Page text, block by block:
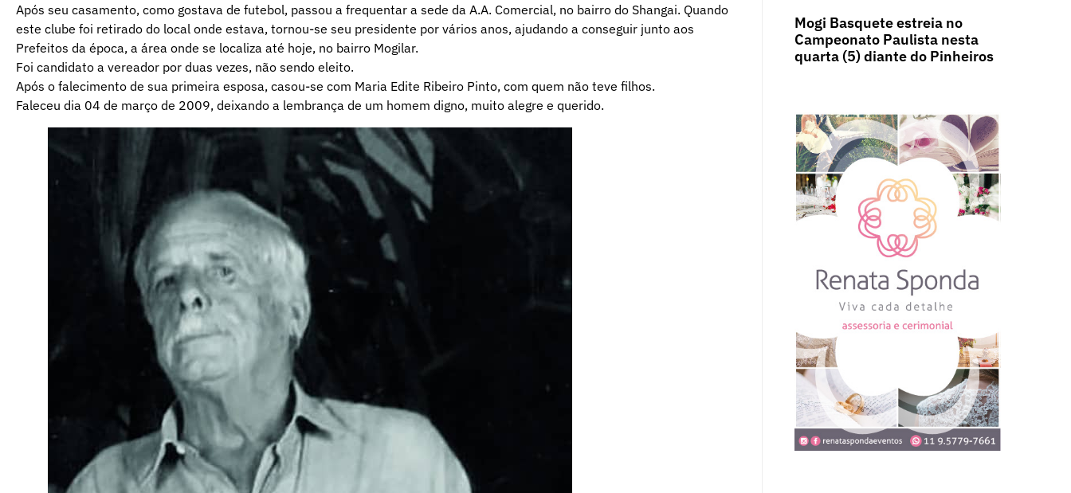
Após seu casamento, como gostava de futebol, passou a frequentar a sede da A.A. Comercial, no bairro do Shangai. Quando
este clube foi retirado do local onde estava, tornou-se seu presidente por vários anos, ajudando a conseguir junto aos
Prefeitos da época, a área onde se localiza até hoje, no bairro Mogilar.
Foi candidato a vereador por duas vezes, não sendo eleito.
Após o falecimento de sua primeira esposa, casou-se com Maria Edite Ribeiro Pinto, com quem não teve filhos.
Faleceu dia 04 de março de 2009, deixando a lembrança de um homem digno, muito alegre e querido.
Mogi Basquete estreia no
Campeonato Paulista nesta
quarta (5) diante do Pinheiros